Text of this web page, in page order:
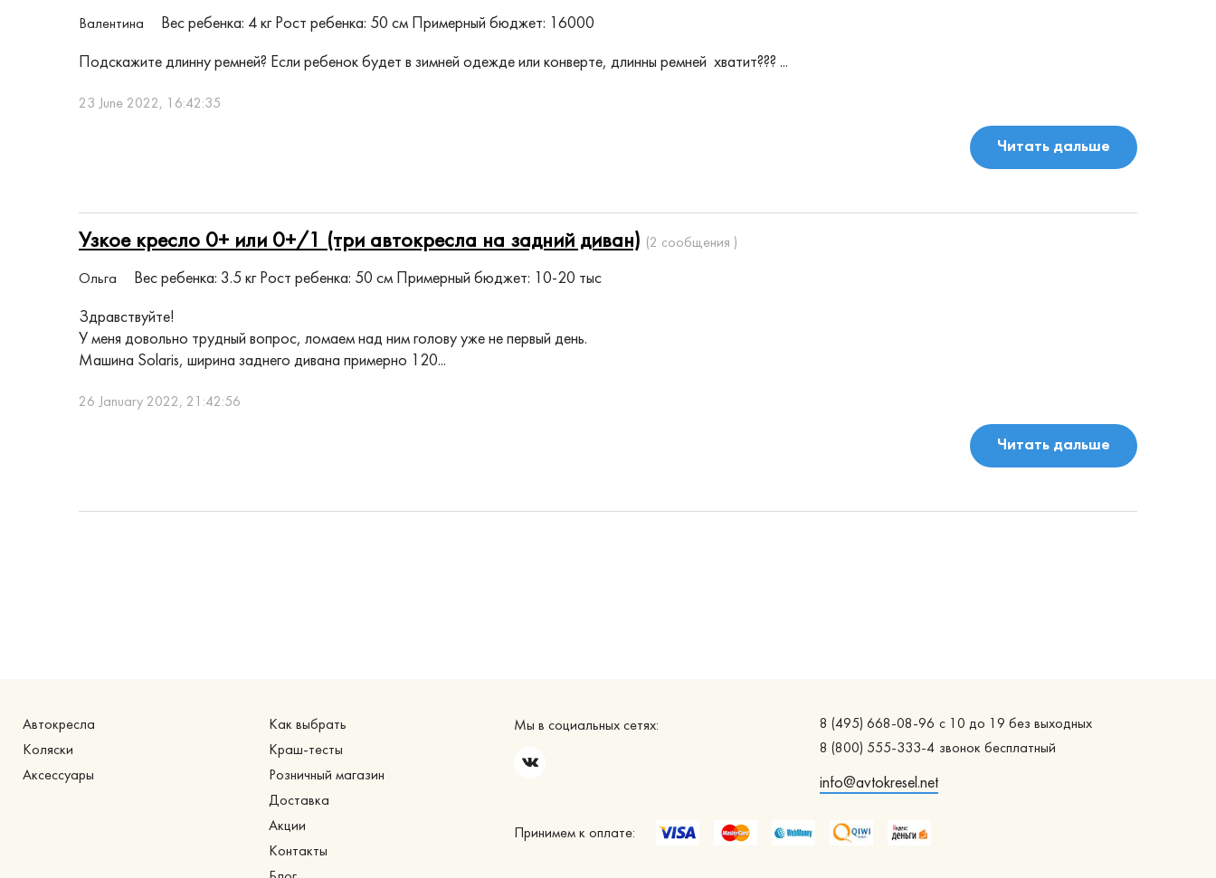
Валентина Вес ребенка: 4 кг Рост ребенка: 50 см Примерный бюджет: 16000
Подскажите длинну ремней? Если ребенок будет в зимней одежде или конверте, длинны ремней хватит??? ...
23 June 2022, 16:42:35
Читать дальше
Узкое кресло 0+ или 0+/1 (три автокресла на задний диван) (2 сообщения )
Ольга Вес ребенка: 3.5 кг Рост ребенка: 50 см Примерный бюджет: 10-20 тыс
Здравствуйте!
У меня довольно трудный вопрос, ломаем над ним голову уже не первый день.
Машина Solaris, ширина заднего дивана примерно 120...
26 January 2022, 21:42:56
Читать дальше
Автокресла
Коляски
Аксессуары
Как выбрать
Краш-тесты
Розничный магазин
Доставка
Акции
Контакты
Мы в социальных сетях: 8 (495) 668-08-96 с 10 до 19 без выходных
8 (800) 555-333-4 звонок бесплатный
info@avtokresel.net
Принимем к оплате: